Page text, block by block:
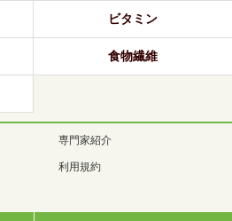
ビタミン
食物繊維
専門家紹介
利用規約